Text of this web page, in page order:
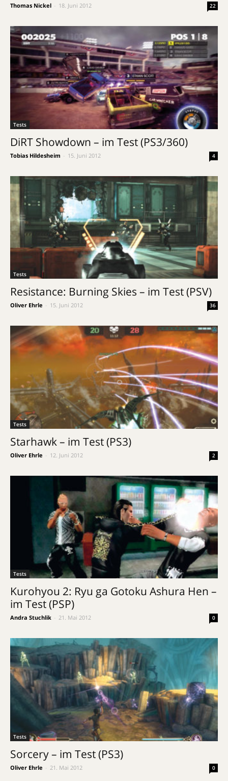
Thomas Nickel 18. Juni 2012 22
Tests
DiRT Showdown – im Test (PS3/360)
Tobias Hildesheim 15. Juni 2012 4
Tests
Resistance: Burning Skies – im Test (PSV)
Oliver Ehrle 15. Juni 2012 36
Tests
Starhawk – im Test (PS3)
Oliver Ehrle 12. Juni 2012 2
Tests
Kurohyou 2: Ryu ga Gotoku Ashura Hen –
im Test (PSP)
Andra Stuchlik 21. Mai 2012 0
Tests
Sorcery – im Test (PS3)
Oliver Ehrle 21. Mai 2012 0